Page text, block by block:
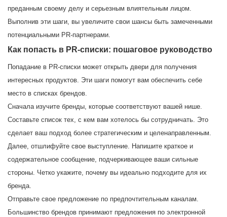
преданным своему делу и серьезным влиятельным лицом.
Выполнив эти шаги, вы увеличите свои шансы быть замеченными
потенциальными PR-партнерами.
Как попасть в PR-списки: пошаговое руководство
Попадание в PR-списки может открыть двери для получения
интересных продуктов. Эти шаги помогут вам обеспечить себе
место в списках брендов.
Сначала изучите бренды, которые соответствуют вашей нише.
Составьте список тех, с кем вам хотелось бы сотрудничать. Это
сделает ваш подход более стратегическим и целенаправленным.
Далее, отшлифуйте свое выступление. Напишите краткое и
содержательное сообщение, подчеркивающее ваши сильные
стороны. Четко укажите, почему вы идеально подходите для их
бренда.
Отправьте свое предложение по предпочтительным каналам.
Большинство брендов принимают предложения по электронной